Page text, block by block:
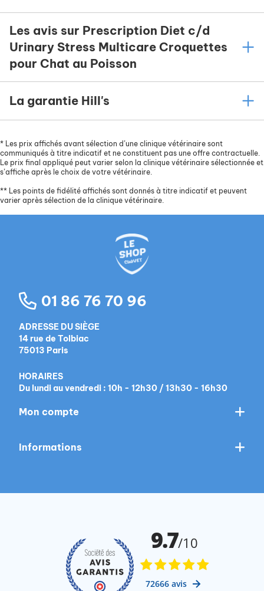
Les avis sur Prescription Diet c/d
Urinary Stress Multicare Croquettes
pour Chat au Poisson
La garantie Hill's
* Les prix affichés avant sélection d’une clinique vétérinaire sont
communiqués à titre indicatif et ne constituent pas une offre contractuelle.
Le prix final appliqué peut varier selon la clinique vétérinaire sélectionnée et
s’affiche après le choix de votre vétérinaire.
** Les points de fidélité affichés sont donnés à titre indicatif et peuvent
varier après sélection de la clinique vétérinaire.
01 86 76 70 96
ADRESSE DU SIÈGE
14 rue de Tolbiac
75013 Paris
HORAIRES
Du lundi au vendredi : 10h - 12h30 / 13h30 - 16h30
Mon compte
Informations